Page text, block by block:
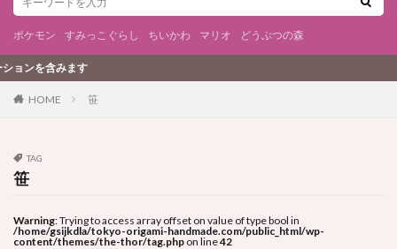
ポケモン すみっこぐらし ちいかわ マリオ どうぶつの森
を含みます
HOME 笹
TAG
笹
Warning: Trying to access array offset on value of type bool in
/home/gsijkdla/tokyo-origami-handmade.com/public_html/wp-
content/themes/the-thor/tag.php on line42